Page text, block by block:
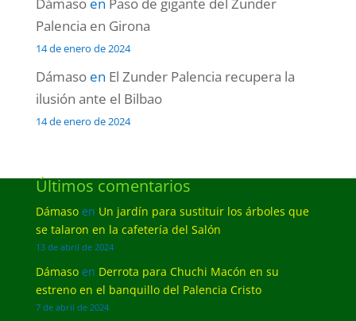
Palencia en Girona
14 de enero de 2024
Dámasoen El Zunder Palencia recupera la
ilusión ante el Bilbao
14 de enero de 2024
Últimos comentarios
Dámasoen Un jardín para sustituir los árboles que
se talaron en la cafetería del Salón
13 de abril de 2024
Dámasoen Derrota para Chuchi Macón en su
estreno en el banquillo del Palencia Cristo
7 de abril de 2024